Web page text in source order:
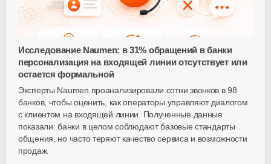
Исследование Naumen: в 31% обращений в банки
персонализация на входящей линии отсутствует или
остается формальной
Эксперты Naumen проанализировали сотни звонков в 98
банков, чтобы оценить, как операторы управляют диалогом
с клиентом на входящей линии. Полученные данные
показали: банки в целом соблюдают базовые стандарты
общения, но часто теряют качество сервиса и возможности
продаж.